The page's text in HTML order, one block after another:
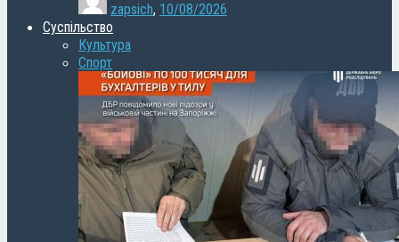
zapsich, 10/08/2026
Суспільство
Культура
Спорт